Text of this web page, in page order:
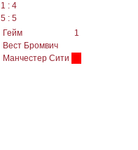
1 : 4
5 : 5
Гейм
1
Вест Бромвич
Манчестер Сити